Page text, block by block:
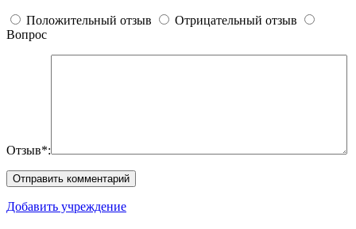
Положительный отзыв
Отрицательный отзыв
Вопрос
Отзыв*:
Добавить учреждение